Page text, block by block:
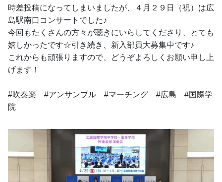
時差投稿になってしまいましたが、４月２９日（祝）は広
島駅南口コンサートでした♪
今回もたくさんの方々が聴きにいらしてくださり、とても
嬉しかったです☆引き続き、新入部員大募集中です♪
これからも頑張りますので、どうぞよろしくお願い申し上
げます！
#吹奏楽　#アンサンブル　#マーチング　#広島　#国際学
院